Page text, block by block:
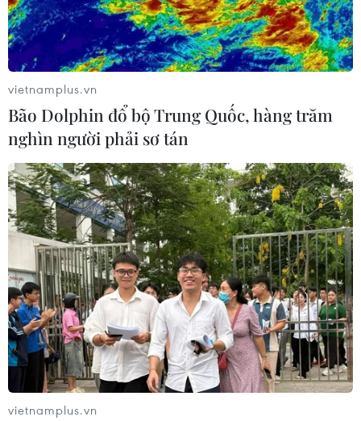
vietnamplus.vn
Bão Dolphin đổ bộ Trung Quốc, hàng trăm
nghìn người phải sơ tán
vietnamplus.vn